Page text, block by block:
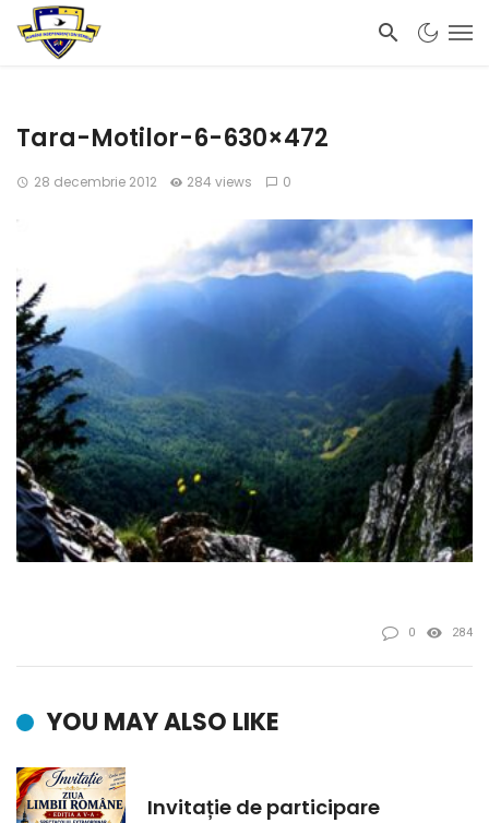
Tara-Motilor-6-630×472
28 decembrie 2012 284 views 0
0 284
YOU MAY ALSO LIKE
Invitație de participare